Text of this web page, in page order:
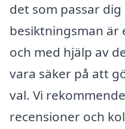
det som passar
besiktningsman är
och med hjälp av
vara säker på att
val. Vi
recensioner och